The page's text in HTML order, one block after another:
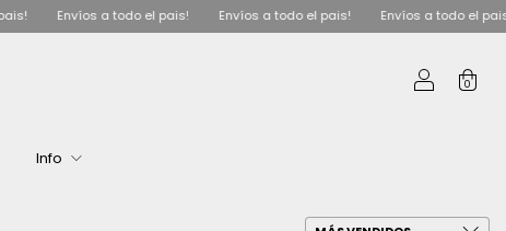
Envíos a todo el pais! Envíos a todo el pais! Envíos a todo el pais!
0
Info